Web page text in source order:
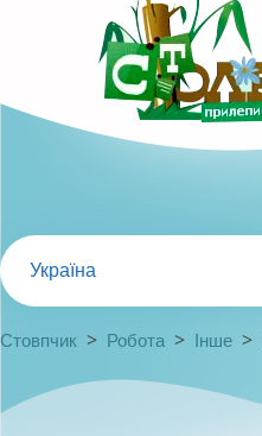
Україна
Стовпчик > Робота > Інше >